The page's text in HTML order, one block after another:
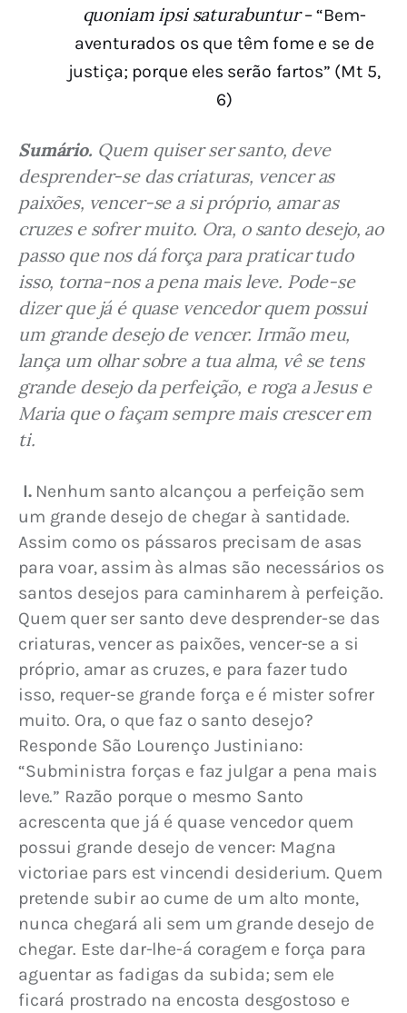
quoniam ipsi saturabuntur– “Bem-
aventurados os que têm fome e se de
justiça; porque eles serão fartos” (Mt 5,
6)
Sumário. Quem quiser ser santo, deve
desprender-se das criaturas, vencer as
paixões, vencer-se a si próprio, amar as
cruzes e sofrer muito. Ora, o santo desejo, ao
passo que nos dá força para praticar tudo
isso, torna-nos a pena mais leve. Pode-se
dizer que já é quase vencedor quem possui
um grande desejo de vencer. Irmão meu,
lança um olhar sobre a tua alma, vê se tens
grande desejo da perfeição, e roga a Jesus e
Maria que o façam sempre mais crescer em
ti.
I. Nenhum santo alcançou a perfeição sem
um grande desejo de chegar à santidade.
Assim como os pássaros precisam de asas
para voar, assim às almas são necessários os
santos desejos para caminharem à perfeição.
Quem quer ser santo deve desprender-se das
criaturas, vencer as paixões, vencer-se a si
próprio, amar as cruzes, e para fazer tudo
isso, requer-se grande força e é mister sofrer
muito. Ora, o que faz o santo desejo?
Responde São Lourenço Justiniano:
“Subministra forças e faz julgar a pena mais
leve.” Razão porque o mesmo Santo
acrescenta que já é quase vencedor quem
possui grande desejo de vencer: Magna
victoriae pars est vincendi desiderium. Quem
pretende subir ao cume de um alto monte,
nunca chegará ali sem um grande desejo de
chegar. Este dar-lhe-á coragem e força para
aguentar as fadigas da subida; sem ele
ficará prostrado na encosta desgostoso e